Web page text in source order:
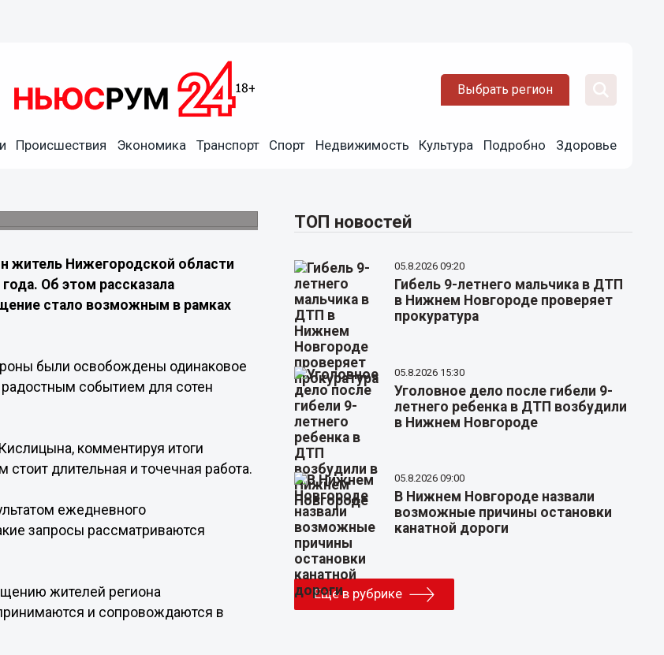
Выбрать регион
Происшествия Экономика Транспорт Спорт Недвижимость Культура Подробно Здоровье
житель
житель Нижегородской области
Об этом рассказала
стало возможным в рамках
были освобождены одинаковое
событием для сотен
комментируя итоги
длительная и точечная работа.
ежедневного
запросы рассматриваются
жителей региона
и сопровождаются в
ТОП новостей
05.8.2026 09:20
Гибель 9-летнего мальчика в ДТП
в Нижнем Новгороде проверяет
прокуратура
05.8.2026 15:30
Уголовное дело после гибели 9-
летнего ребенка в ДТП возбудили
в Нижнем Новгороде
05.8.2026 09:00
В Нижнем Новгороде назвали
возможные причины остановки
канатной дороги
Еще в рубрике